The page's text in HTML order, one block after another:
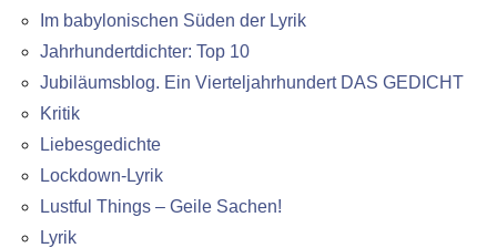
Im babylonischen Süden der Lyrik
Jahrhundertdichter: Top 10
Jubiläumsblog. Ein Vierteljahrhundert DAS GEDICHT
Kritik
Liebesgedichte
Lockdown-Lyrik
Lustful Things – Geile Sachen!
Lyrik